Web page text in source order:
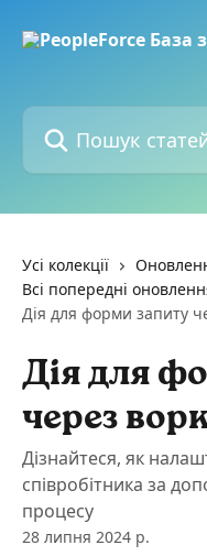
Пошук статей...
Усі колекції
Всі попередні
Дія для форми запиту
Дія для
через
Дізнайтеся, як
співробітника за
процесу
28 липня 2024 р.